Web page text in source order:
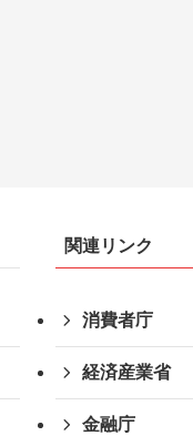
関連リンク
消費者庁
経済産業省
金融庁